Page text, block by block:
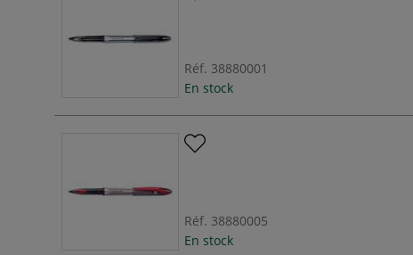
Réf. 38880001
En stock
Réf. 38880005
En stock